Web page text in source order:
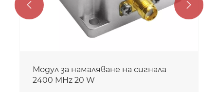
Модул за намаляване на сигнала
2400 MHz 20 W
 